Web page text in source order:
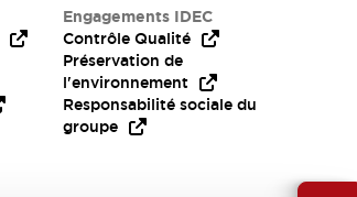
Engagements IDEC
Contrôle Qualité
Préservation de
l'environnement
Responsabilité sociale du
groupe